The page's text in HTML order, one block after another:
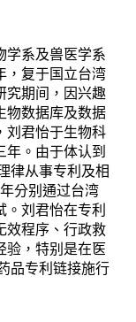
学系及兽医学系
，复于国立台湾
究期间，因兴趣
物数据库及数据
刘君怡于生物科
。由于体认到
律从事专利及相
分别通过台湾
刘君怡在专利
效程序、行政救
验，特别是在医
品专利链接施行